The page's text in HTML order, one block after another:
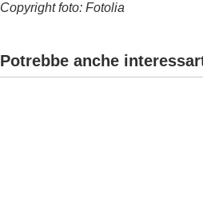
Copyright foto: Fotolia
Potrebbe anche